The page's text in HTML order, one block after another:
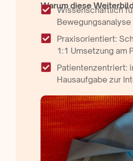
Warum diese
Wissenschaftlich
Bewegungsanalyse
Praxisorientiert:
1:1 Umsetzung am
Patientenzentriert:
Hausaufgabe zur